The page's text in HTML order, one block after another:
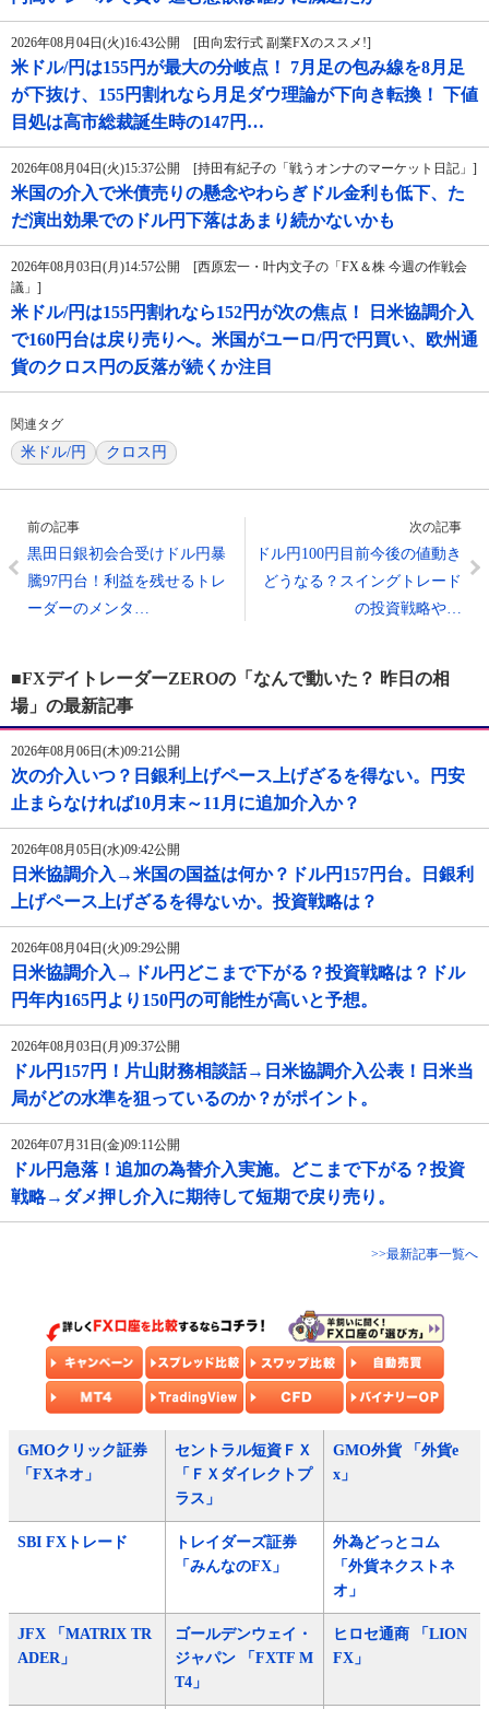
2026年08月04日(火)16:43公開 [田向宏行式 副業FXのススメ!]
米ドル/円は155円が最大の分岐点！ 7月足の包み線を8月足
が下抜け、155円割れなら月足ダウ理論が下向き転換！ 下値
目処は高市総裁誕生時の147円…
2026年08月04日(火)15:37公開 [持田有紀子の「戦うオンナのマーケット日記」]
米国の介入で米債売りの懸念やわらぎドル金利も低下、た
だ演出効果でのドル円下落はあまり続かないかも
2026年08月03日(月)14:57公開 [西原宏一・叶内文子の「FX＆株 今週の作戦会
議」]
米ドル/円は155円割れなら152円が次の焦点！ 日米協調介入
で160円台は戻り売りへ。米国がユーロ/円で円買い、欧州通
貨のクロス円の反落が続くか注目
関連タグ
米ドル/円 クロス円
前の記事
黒田日銀初会合受けドル円暴
騰97円台！利益を残せるトレ
ーダーのメンタ…
次の記事
ドル円100円目前今後の値動き
どうなる？スイングトレード
の投資戦略や…
■FXデイトレーダーZEROの「なんで動いた？ 昨日の相
場」の最新記事
2026年08月06日(木)09:21公開
次の介入いつ？日銀利上げペース上げざるを得ない。円安
止まらなければ10月末～11月に追加介入か？
2026年08月05日(水)09:42公開
日米協調介入→米国の国益は何か？ドル円157円台。日銀利
上げペース上げざるを得ないか。投資戦略は？
2026年08月04日(火)09:29公開
日米協調介入→ドル円どこまで下がる？投資戦略は？ドル
円年内165円より150円の可能性が高いと予想。
2026年08月03日(月)09:37公開
ドル円157円！片山財務相談話→日米協調介入公表！日米当
局がどの水準を狙っているのか？がポイント。
2026年07月31日(金)09:11公開
ドル円急落！追加の為替介入実施。どこまで下がる？投資
戦略→ダメ押し介入に期待して短期で戻り売り。
>>最新記事一覧へ
GMOクリック証券
「FXネオ」
セントラル短資ＦＸ
「ＦＸダイレクトプ
ラス」
GMO外貨 「外貨e
x」
SBI FXトレード
トレイダーズ証券
「みんなのFX」
外為どっとコム
「外貨ネクストネ
オ」
JFX 「MATRIX TR
ADER」
ゴールデンウェイ・
ジャパン 「FXTF M
T4」
ヒロセ通商 「LION
FX」